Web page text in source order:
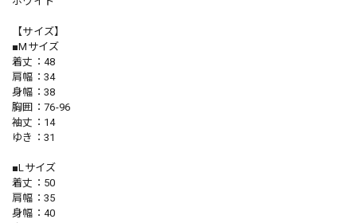
【サイズ】
■Mサイズ
着丈：48
肩幅：34
身幅：38
胸囲：76-96
袖丈：14
ゆき：31
■Lサイズ
着丈：50
肩幅：35
身幅：40